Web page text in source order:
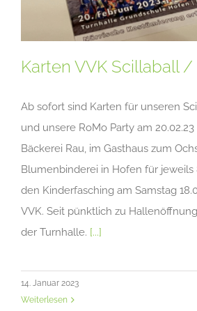
Karten VVK Scillaball
Ab sofort sind Karten für unseren
und unsere RoMo Party am
Bäckerei Rau, im Gasthaus zum
Blumenbinderei in Hofen für
den Kinderfasching am Samstag
VVK. Seit pünktlich zu
der Turnhalle. [...]
14. Januar 2023
Weiterlesen